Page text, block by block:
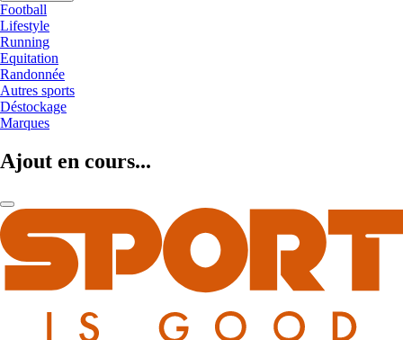
Football
Lifestyle
Running
Equitation
Randonnée
Autres sports
Déstockage
Marques
Ajout en cours...